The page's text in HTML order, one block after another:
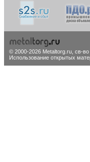
© 2000-2026 Metaltorg.ru, св-
Использование открытых